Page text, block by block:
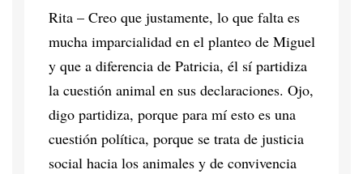
Rita – Creo que justamente, lo que falta es
mucha imparcialidad en el planteo de Miguel
y que a diferencia de Patricia, él sí partidiza
la cuestión animal en sus declaraciones. Ojo,
digo partidiza, porque para mí esto es una
cuestión política, porque se trata de justicia
social hacia los animales y de convivencia